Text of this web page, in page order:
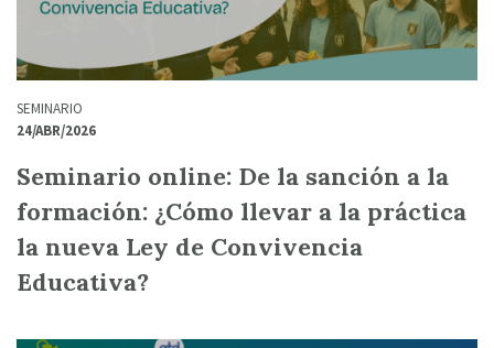
SEMINARIO
24/ABR/2026
Seminario online: De la sanción a la
formación: ¿Cómo llevar a la práctica
la nueva Ley de Convivencia
Educativa?